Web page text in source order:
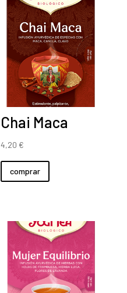
Chai Maca
4,20 €
comprar